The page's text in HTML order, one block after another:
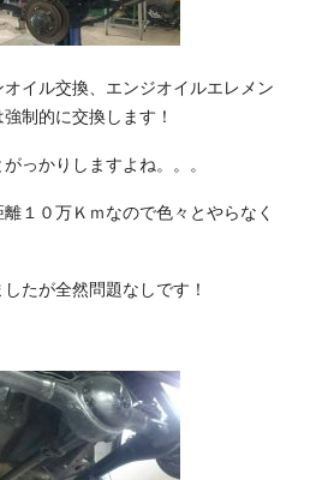
イル交換、エンジオイルエレメン
制的に交換します！
っかりしますよね。。。
１０万Ｋｍなので色々とやらなく
たが全然問題なしです！